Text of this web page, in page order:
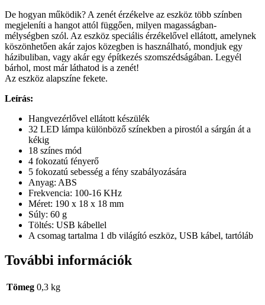
De hogyan működik? A zenét érzékelve az eszköz több színben
megjeleníti a hangot attól függően, milyen magasságban-
mélységben szól. Az eszköz speciális érzékelővel ellátott, amelynek
köszönhetően akár zajos közegben is használható, mondjuk egy
házibuliban, vagy akár egy építkezés szomszédságában. Legyél
bárhol, most már láthatod is a zenét!
Az eszköz alapszíne fekete.
Leírás:
Hangvezérlővel ellátott készülék
32 LED lámpa különböző színekben a pirostól a sárgán át a
kékig
18 színes mód
4 fokozatú fényerő
5 fokozatú sebesség a fény szabályozására
Anyag: ABS
Frekvencia: 100-16 KHz
Méret: 190 x 18 x 18 mm
Súly: 60 g
Töltés: USB kábellel
A csomag tartalma 1 db világító eszköz, USB kábel, tartóláb
További információk
Tömeg 0,3 kg